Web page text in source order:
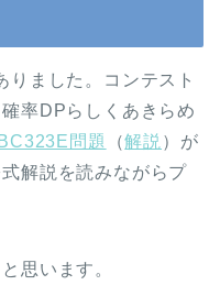
ました。コンテスト
率DPらしくあきらめ
問題 （解説 ）が
解説を読みながらプ
思います。